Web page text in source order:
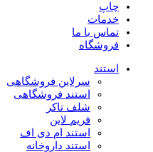
چاپ
خدمات
تماس با ما
فروشگاه
استند
سرلاین فروشگاهی
استند فروشگاهی
شلف تاکر
فریم لاین
استند ام دی اف
استند داروخانه